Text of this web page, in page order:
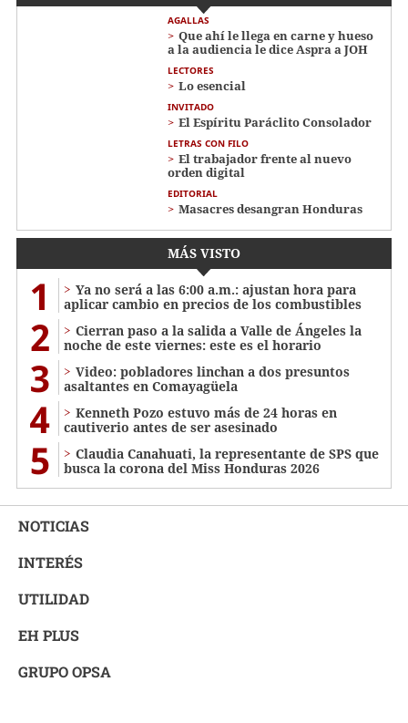
AGALLAS
Que ahí le llega en carne y hueso
a la audiencia le dice Aspra a JOH
LECTORES
Lo esencial
INVITADO
El Espíritu Paráclito Consolador
LETRAS CON FILO
El trabajador frente al nuevo
orden digital
EDITORIAL
Masacres desangran Honduras
MÁS VISTO
1
Ya no será a las 6:00 a.m.: ajustan hora para
aplicar cambio en precios de los combustibles
2
Cierran paso a la salida a Valle de Ángeles la
noche de este viernes: este es el horario
3
Video: pobladores linchan a dos presuntos
asaltantes en Comayagüela
4
Kenneth Pozo estuvo más de 24 horas en
cautiverio antes de ser asesinado
5
Claudia Canahuati, la representante de SPS que
busca la corona del Miss Honduras 2026
NOTICIAS
INTERÉS
UTILIDAD
EH PLUS
GRUPO OPSA